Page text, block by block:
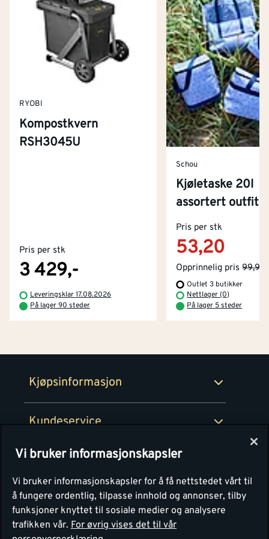
RYOBI
Kompostkvern
RSH3045U
Pris per stk
3 429,-
Leveringsklar 17.08.2026
På lager 90 steder
Schou
Kjøletaske 20l
assortert outfit
Pris per stk
53,20
Opprinnelig pris 99,90
Outlet 3 butikker
Nettlager (0)
På lager 5 steder
Kjøpsinformasjon
Kjøpsbetingelser
Retur- og angrerettsskjema
Kundeservice
Tjenester
Montér Klubb
Montér
Byggevarehus og åpningstider
Prismatch
Personvern
Vi bruker informasjonskapsler
Vi bruker informasjonskapsler for å få nettstedet vårt til
å fungere ordentlig, tilpasse innhold og annonser, tilby
funksjoner knyttet til sosiale medier og analysere
trafikken vår. For øvrig vises det til vår